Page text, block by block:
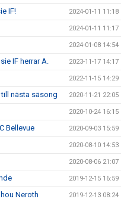
IF! 2024-01-11 11:18
2024-01-11 11:17
2024-01-08 14:54
IF herrar A. 2023-11-17 14:17
2022-11-15 14:29
nästa säsong 2020-11-21 22:05
2020-10-24 16:15
Bellevue 2020-09-03 15:59
2020-08-10 14:53
2020-08-06 21:07
2019-12-15 16:59
Neroth 2019-12-13 08:24